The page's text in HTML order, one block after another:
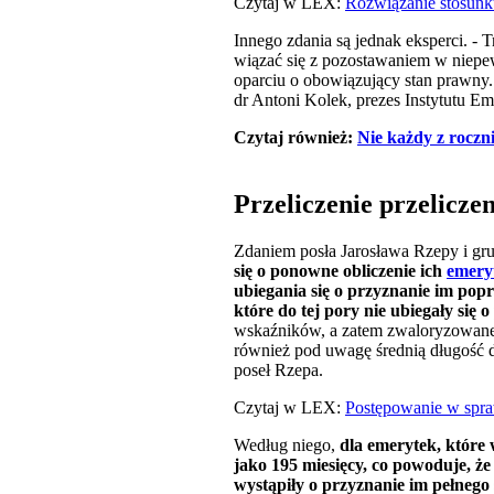
Innego zdania są jednak eksperci. -
wiązać się z pozostawaniem w
oparciu o obowiązujący stan
dr Antoni Kolek, prezes Instytutu
Czytaj również: Nie każdy z
Przeliczenie
Zdaniem posła Jarosława Rzepy i
się o ponowne obliczenie ich
ubiegania się o przyznanie im
które do tej pory nie ubiegały się
wskaźników, a zatem
również pod uwagę średnią
poseł Rzepa.
Czytaj w LEX: Postępowanie w
Według niego, dla emerytek, które
jako 195 miesięcy, co powoduje,
wystąpiły o przyznanie im